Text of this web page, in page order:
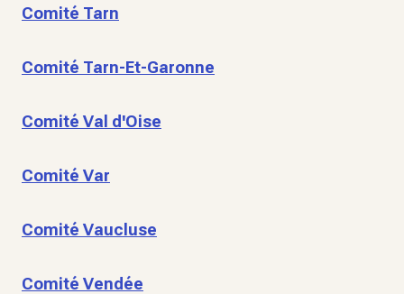
Comité Tarn
Comité Tarn-Et-Garonne
Comité Val d'Oise
Comité Var
Comité Vaucluse
Comité Vendée